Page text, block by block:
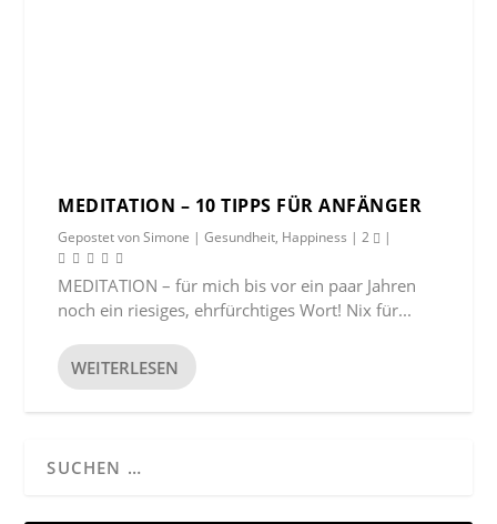
MEDITATION – 10 TIPPS FÜR ANFÄNGER
Gepostet vonSimone |Gesundheit, Happiness |2 |
MEDITATION – für mich bis vor ein paar Jahren
noch ein riesiges, ehrfürchtiges Wort! Nix für...
WEITERLESEN